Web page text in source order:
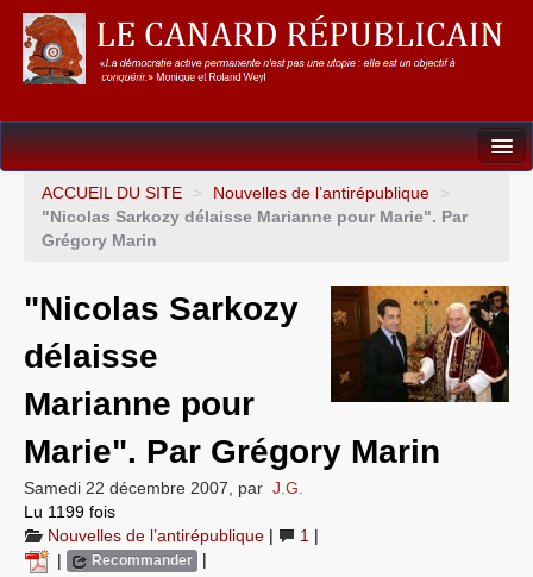
Dossiers
L’Union européenne
Un éléphant, ça trompe énormément !
Gouvernance mondiale & mondialisation
L’Empire américain
Systèmes & société sous contrôle
ACCUEIL DU SITE > Nouvelles de l’antirépublique
>
"Nicolas Sarkozy délaisse Marianne pour Marie". Par
Grégory Marin
"Nicolas Sarkozy
délaisse
Marianne pour
Marie". Par Grégory Marin
Samedi 22 décembre 2007 par J.G.
Lu 1199 fois
Nouvelles de l’antirépublique | 1 |
|
Recommander |